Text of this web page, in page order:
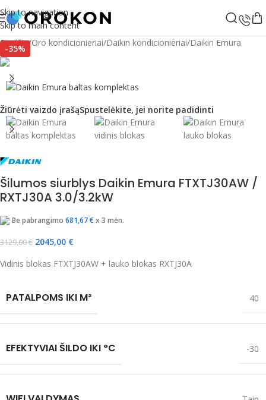
Skip to navigation
Skip to main content
Pradžia/Oro kondicionieriai/Daikin kondicionieriai/Daikin Emura
-35%
Žiūrėti vaizdo įrašąSpustelėkite, jei norite padidinti
Šilumos siurblys Daikin Emura FTXTJ30AW /
RXTJ30A 3.0/3.2kW
Be pabrangimo 681,67€ x 3 mėn.
3129,00€ 2045,00 €
Vidinis blokas FTXTJ30AW + lauko blokas RXTJ30A
PATALPOMS IKI M² 40
EFEKTYVIAI ŠILDO IKI °C -30